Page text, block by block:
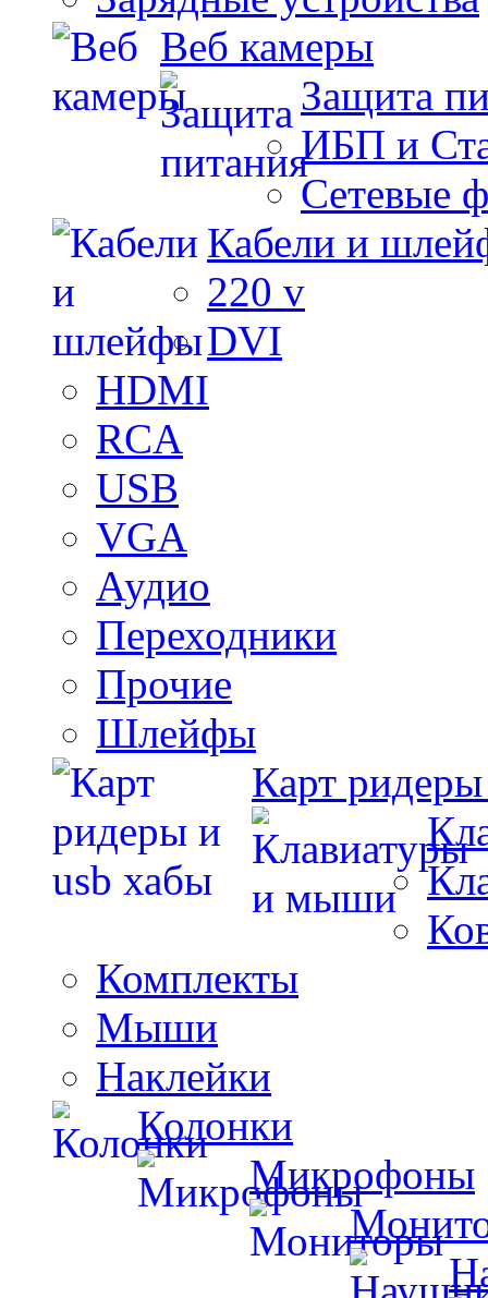
Веб камеры
Защита
ИБП и
Сетевые
Кабели и
220 v
DVI
HDMI
RCA
USB
VGA
Аудио
Переходники
Прочие
Шлейфы
Карт
Комплекты
Мыши
Наклейки
Колонки
Микрофоны